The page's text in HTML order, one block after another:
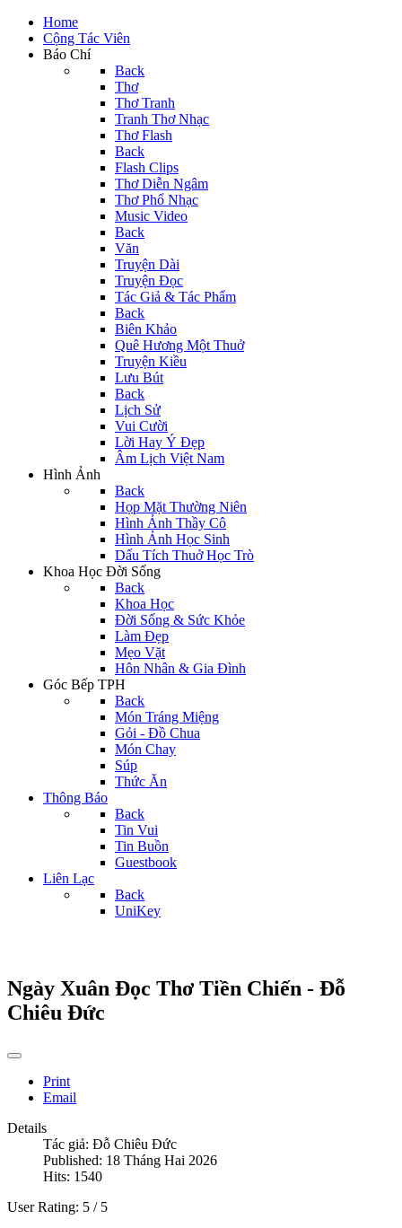
Home
Cộng Tác Viên
Báo Chí
Back
Thơ
Thơ Tranh
Tranh Thơ Nhạc
Thơ Flash
Back
Flash Clips
Thơ Diễn Ngâm
Thơ Phổ Nhạc
Music Video
Back
Văn
Truyện Dài
Truyện Đọc
Tác Giả & Tác Phẩm
Back
Biên Khảo
Quê Hương Một Thuở
Truyện Kiều
Lưu Bút
Back
Lịch Sử
Vui Cười
Lời Hay Ý Đẹp
Âm Lịch Việt Nam
Hình Ảnh
Back
Họp Mặt Thường Niên
Hình Ảnh Thầy Cô
Hình Ảnh Học Sinh
Dấu Tích Thuở Học Trò
Khoa Học Đời Sống
Back
Khoa Học
Đời Sống & Sức Khỏe
Làm Đẹp
Mẹo Vặt
Hôn Nhân & Gia Đình
Góc Bếp TPH
Back
Món Tráng Miệng
Gỏi - Đồ Chua
Món Chay
Súp
Thức Ăn
Thông Báo
Back
Tin Vui
Tin Buồn
Guestbook
Liên Lạc
Back
UniKey
Ngày Xuân Đọc Thơ Tiền Chiến - Đỗ
Chiêu Đức
Print
Email
Details
Tác giả: Đỗ Chiêu Đức
Published: 18 Tháng Hai 2026
Hits: 1540
User Rating: 5 / 5